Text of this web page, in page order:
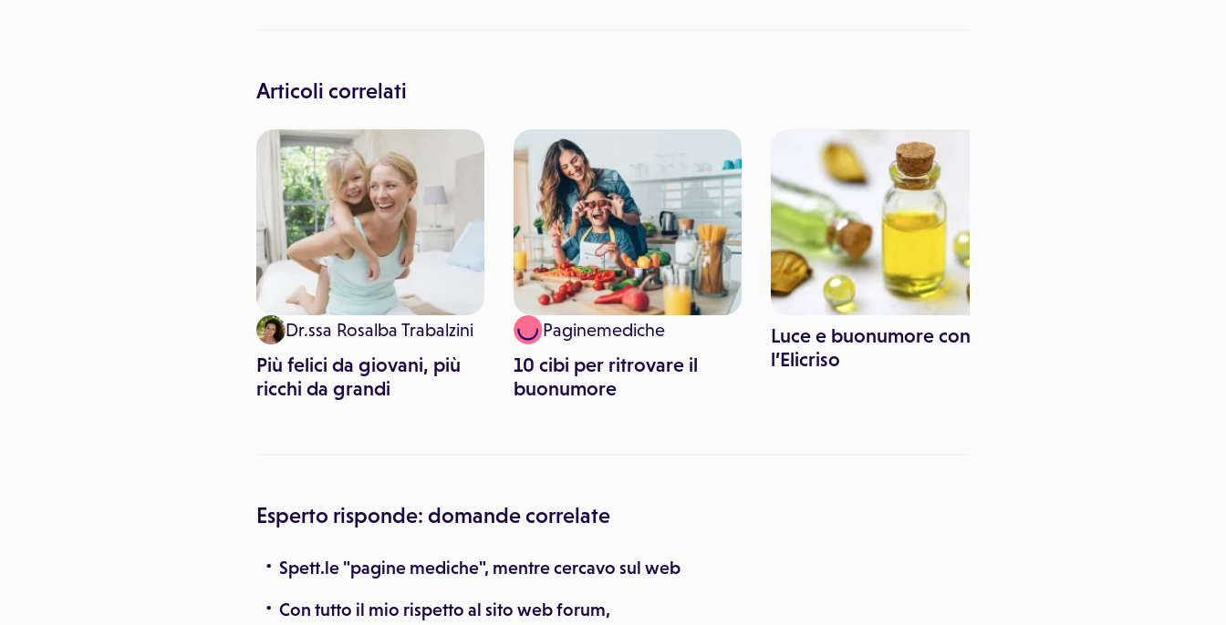
Articoli correlati
Dr.ssa Rosalba Trabalzini
Più felici da giovani, più
ricchi da grandi
Paginemediche
10 cibi per ritrovare il
buonumore
Luce e buonumore con
l’Elicriso
Esperto risponde: domande correlate
Spett.le "pagine mediche", mentre cercavo sul web
Con tutto il mio rispetto al sito web forum,